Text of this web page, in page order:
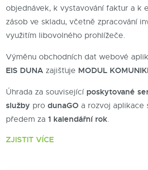
objednávek, k vystavování faktur a k
zásob ve skladu, včetně zpracování
využitím libovolného prohlížeče.
Výměnu obchodních dat webové
EIS DUNA zajišťuje MODUL
Úhrada za související poskytované
služby pro dunaGO a rozvoj aplikace
předem za 1 kalendářní rok.
ZJISTIT VÍCE